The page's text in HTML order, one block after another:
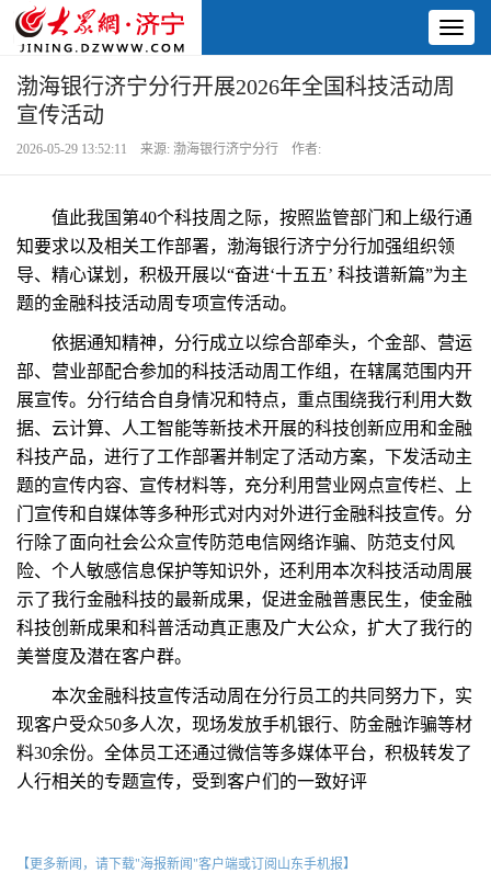
渤海银行济宁分行开展2026年全国科技活动周
宣传活动
2026-05-29 13:52:11 来源: 渤海银行济宁分行 作者:
值此我国第40个科技周之际，按照监管部门和上级行通
知要求以及相关工作部署，渤海银行济宁分行加强组织领
导、精心谋划，积极开展以“奋进‘十五五’ 科技谱新篇”为主
题的金融科技活动周专项宣传活动。
依据通知精神，分行成立以综合部牵头，个金部、营运
部、营业部配合参加的科技活动周工作组，在辖属范围内开
展宣传。分行结合自身情况和特点，重点围绕我行利用大数
据、云计算、人工智能等新技术开展的科技创新应用和金融
科技产品，进行了工作部署并制定了活动方案，下发活动主
题的宣传内容、宣传材料等，充分利用营业网点宣传栏、上
门宣传和自媒体等多种形式对内对外进行金融科技宣传。分
行除了面向社会公众宣传防范电信网络诈骗、防范支付风
险、个人敏感信息保护等知识外，还利用本次科技活动周展
示了我行金融科技的最新成果，促进金融普惠民生，使金融
科技创新成果和科普活动真正惠及广大公众，扩大了我行的
美誉度及潜在客户群。
本次金融科技宣传活动周在分行员工的共同努力下，实
现客户受众50多人次，现场发放手机银行、防金融诈骗等材
料30余份。全体员工还通过微信等多媒体平台，积极转发了
人行相关的专题宣传，受到客户们的一致好评
【更多新闻，请下载"海报新闻"客户端或订阅山东手机报】